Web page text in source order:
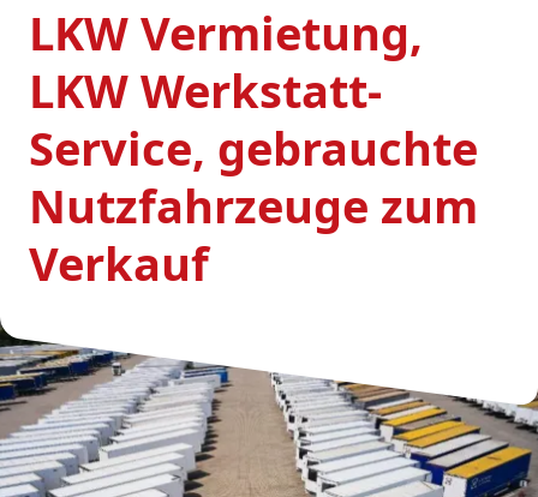
LKW Vermietung,
LKW Werkstatt-
Service, gebrauchte
Nutzfahrzeuge zum
Verkauf